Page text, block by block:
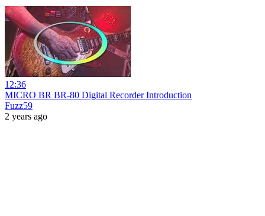
12:36
MICRO BR BR-80 Digital Recorder Introduction
Fuzz59
2 years ago